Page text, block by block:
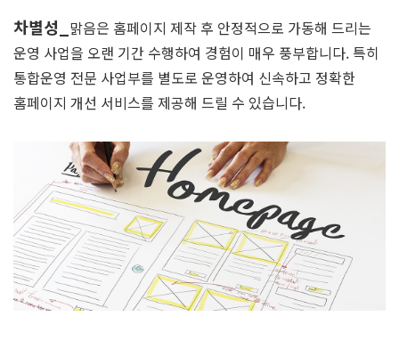
차별성_ 맑음은 홈페이지 제작 후 안정적으로 가동해 드리는
운영 사업을 오랜 기간 수행하여 경험이 매우 풍부합니다. 특히
통합운영 전문 사업부를 별도로 운영하여 신속하고 정확한
홈페이지 개선 서비스를 제공해 드릴 수 있습니다.